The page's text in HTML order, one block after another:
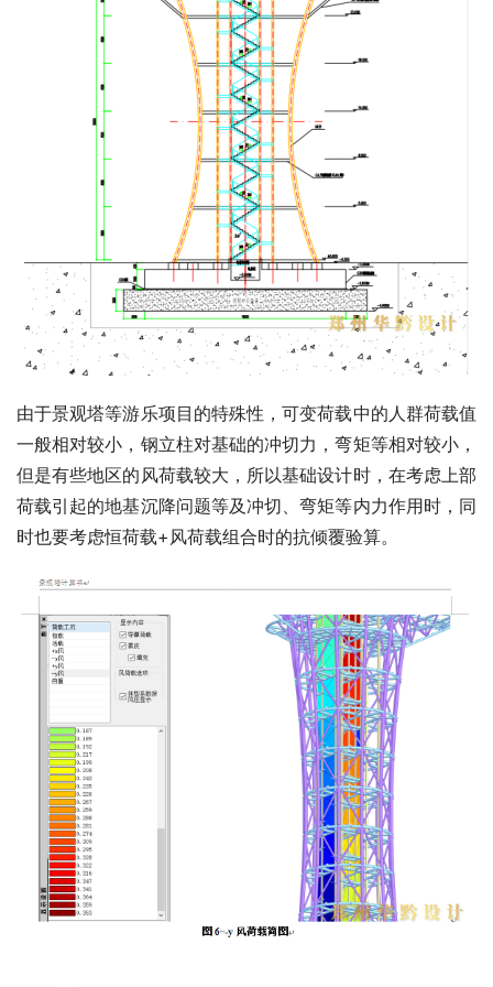
由于景观塔等游乐项目的特殊性，可变荷载中的人群荷载值
一般相对较小，钢立柱对基础的冲切力，弯矩等相对较小，
但是有些地区的风荷载较大，所以基础设计时，在考虑上部
荷载引起的地基沉降问题等及冲切、弯矩等内力作用时，同
时也要考虑恒荷载+风荷载组合时的抗倾覆验算。